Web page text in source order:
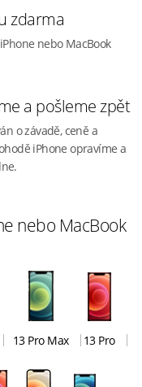
zdarma
nebo MacBook
a pošleme zpět
o závadě, ceně a
iPhone opravíme a
nebo MacBook
13 Pro Max 13 Pro